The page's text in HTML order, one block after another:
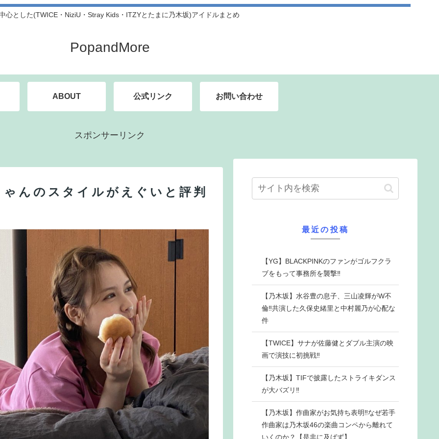
心とした(TWICE・NiziU・Stray Kids・ITZYとたまに乃木坂)アイドルまとめ
PopandMore
ABOUT 公式リンク お問い合わせ
スポンサーリンク
んのスタイルがえぐいと評判
最近の投稿
【YG】BLACKPINKのファンがゴルフクラ
ブをもって事務所を襲撃‼
【乃木坂】水谷豊の息子、三山凌輝がW不
倫‼共演した久保史緒里と中村麗乃が心配な
件
【TWICE】サナが佐藤健とダブル主演の映
画で演技に初挑戦‼
【乃木坂】TIFで披露したストライキダンス
が大バズリ‼
【乃木坂】作曲家がお気持ち表明‼なぜ若手
作曲家は乃木坂46の楽曲コンペから離れて
いくのか？【是非に及ばず】